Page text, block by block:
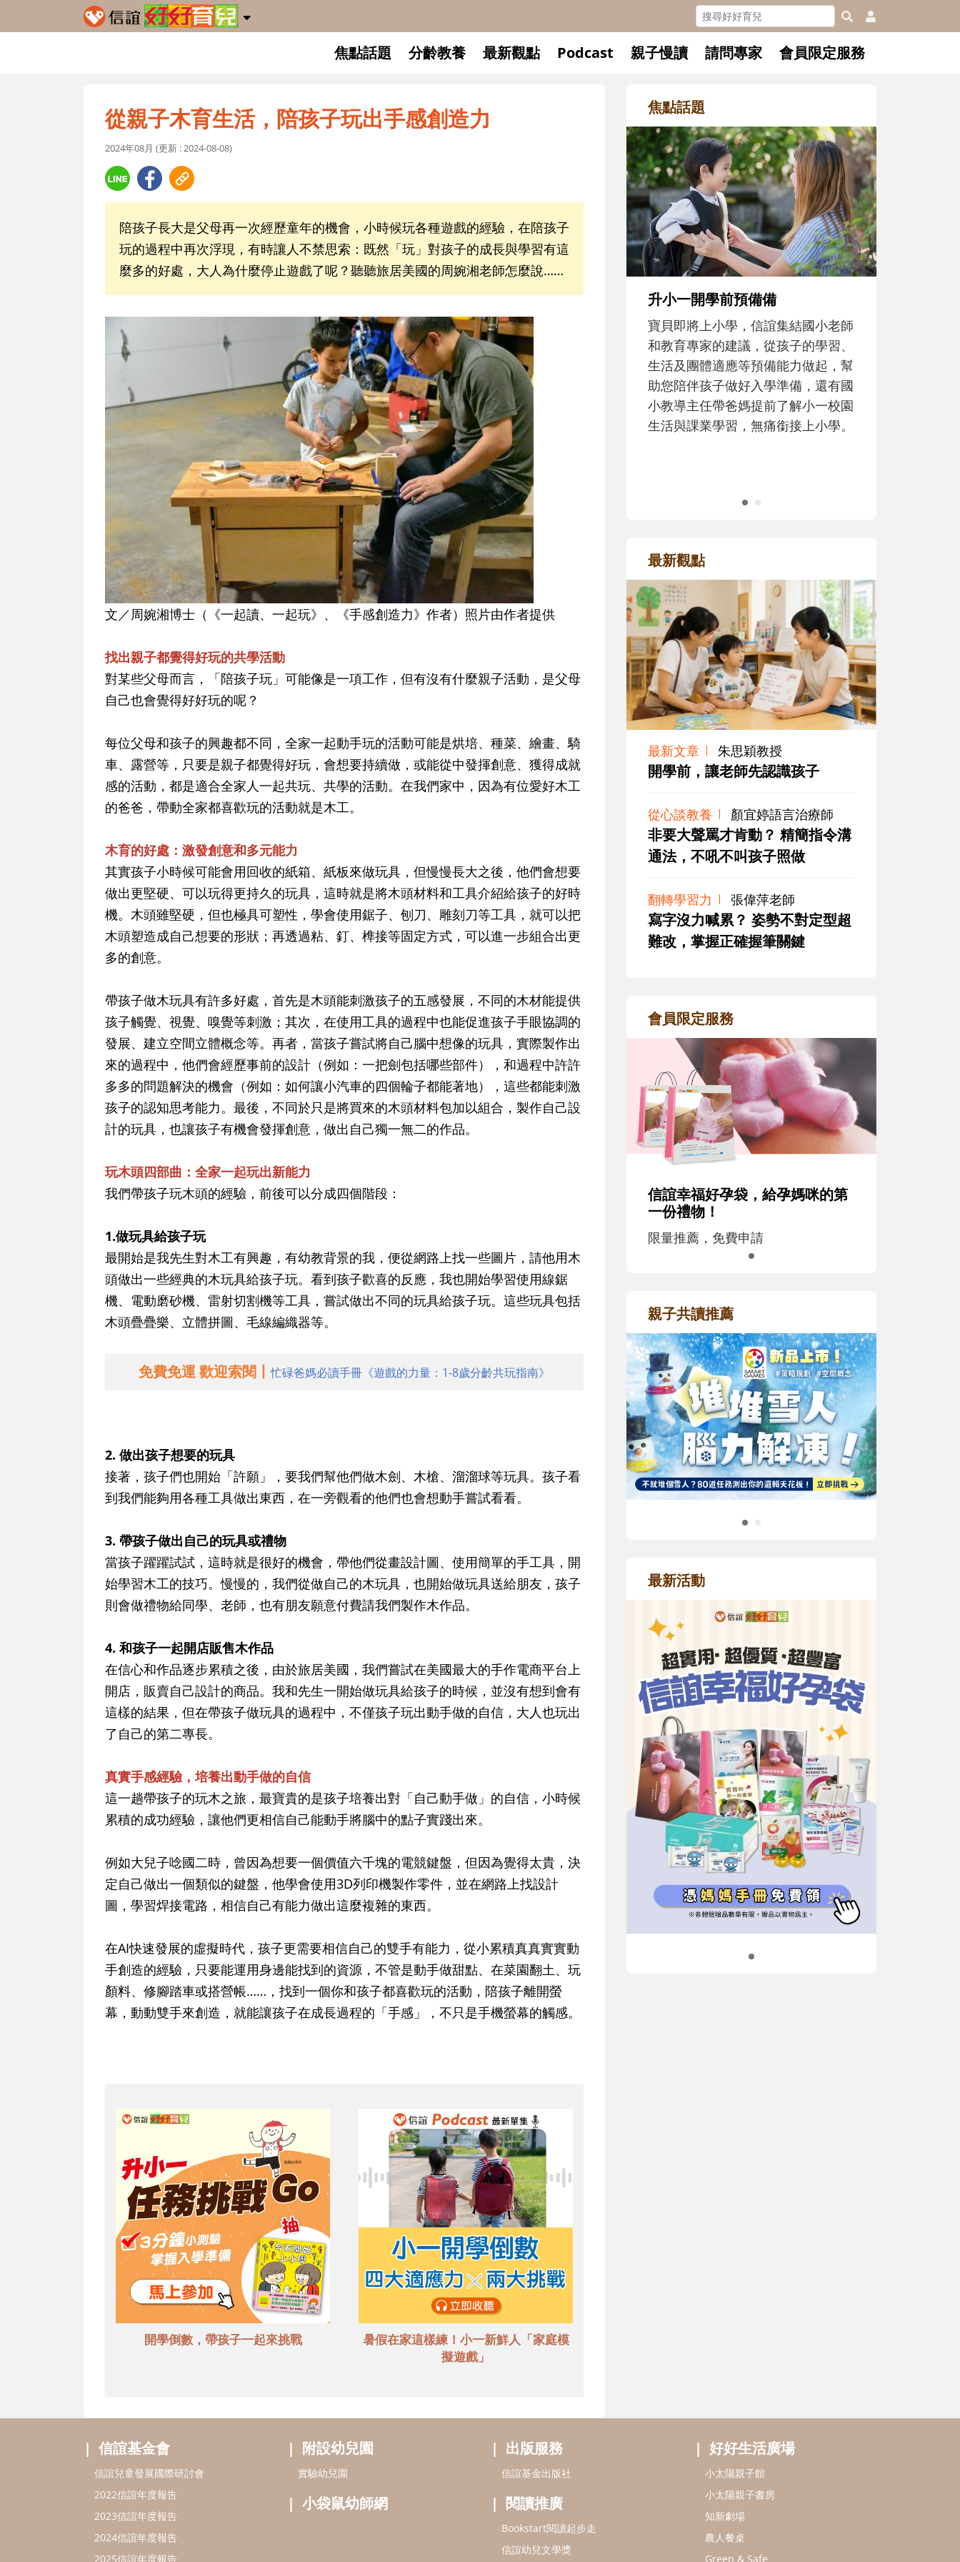
焦點話題 分齡教養 最新觀點 Podcast 親子慢讀 請問專家 會員限定服務
從親子木育生活，陪孩子玩出手感創造力
2024年08月 (更新 : 2024-08-08)
陪孩子長大是父母再一次經歷童年的機會，小時候玩各種遊戲的經驗，在陪孩子
玩的過程中再次浮現，有時讓人不禁思索：既然「玩」對孩子的成長與學習有這
麼多的好處，大人為什麼停止遊戲了呢？聽聽旅居美國的周婉湘老師怎麼說……
文／周婉湘博士（《一起讀、一起玩》、《手感創造力》作者）照片由作者提供
找出親子都覺得好玩的共學活動
對某些父母而言，「陪孩子玩」可能像是一項工作，但有沒有什麼親子活動，是父母
自己也會覺得好好玩的呢？
每位父母和孩子的興趣都不同，全家一起動手玩的活動可能是烘培、種菜、繪畫、騎
車、露營等，只要是親子都覺得好玩，會想要持續做，或能從中發揮創意、獲得成就
感的活動，都是適合全家人一起共玩、共學的活動。在我們家中，因為有位愛好木工
的爸爸，帶動全家都喜歡玩的活動就是木工。
木育的好處：激發創意和多元能力
其實孩子小時候可能會用回收的紙箱、紙板來做玩具，但慢慢長大之後，他們會想要
做出更堅硬、可以玩得更持久的玩具，這時就是將木頭材料和工具介紹給孩子的好時
機。木頭雖堅硬，但也極具可塑性，學會使用鋸子、刨刀、雕刻刀等工具，就可以把
木頭塑造成自己想要的形狀；再透過粘、釘、榫接等固定方式，可以進一步組合出更
多的創意。
帶孩子做木玩具有許多好處，首先是木頭能刺激孩子的五感發展，不同的木材能提供
孩子觸覺、視覺、嗅覺等刺激；其次，在使用工具的過程中也能促進孩子手眼協調的
發展、建立空間立體概念等。再者，當孩子嘗試將自己腦中想像的玩具，實際製作出
來的過程中，他們會經歷事前的設計（例如：一把劍包括哪些部件），和過程中許許
多多的問題解決的機會（例如：如何讓小汽車的四個輪子都能著地），這些都能刺激
孩子的認知思考能力。最後，不同於只是將買來的木頭材料包加以組合，製作自己設
計的玩具，也讓孩子有機會發揮創意，做出自己獨一無二的作品。
玩木頭四部曲：全家一起玩出新能力
我們帶孩子玩木頭的經驗，前後可以分成四個階段：
1.做玩具給孩子玩
最開始是我先生對木工有興趣，有幼教背景的我，便從網路上找一些圖片，請他用木
頭做出一些經典的木玩具給孩子玩。看到孩子歡喜的反應，我也開始學習使用線鋸
機、電動磨砂機、雷射切割機等工具，嘗試做出不同的玩具給孩子玩。這些玩具包括
木頭疊疊樂、立體拼圖、毛線編織器等。
免費免運 歡迎索閱丨忙碌爸媽必讀手冊《遊戲的力量：1-8歲分齡共玩指南》
2. 做出孩子想要的玩具
接著，孩子們也開始「許願」，要我們幫他們做木劍、木槍、溜溜球等玩具。孩子看
到我們能夠用各種工具做出東西，在一旁觀看的他們也會想動手嘗試看看。
3. 帶孩子做出自己的玩具或禮物
當孩子躍躍試試，這時就是很好的機會，帶他們從畫設計圖、使用簡單的手工具，開
始學習木工的技巧。慢慢的，我們從做自己的木玩具，也開始做玩具送給朋友，孩子
則會做禮物給同學、老師，也有朋友願意付費請我們製作木作品。
4. 和孩子一起開店販售木作品
在信心和作品逐步累積之後，由於旅居美國，我們嘗試在美國最大的手作電商平台上
開店，販賣自己設計的商品。我和先生一開始做玩具給孩子的時候，並沒有想到會有
這樣的結果，但在帶孩子做玩具的過程中，不僅孩子玩出動手做的自信，大人也玩出
了自己的第二專長。
真實手感經驗，培養出動手做的自信
這一趟帶孩子的玩木之旅，最寶貴的是孩子培養出對「自己動手做」的自信，小時候
累積的成功經驗，讓他們更相信自己能動手將腦中的點子實踐出來。
例如大兒子唸國二時，曾因為想要一個價值六千塊的電競鍵盤，但因為覺得太貴，決
定自己做出一個類似的鍵盤，他學會使用3D列印機製作零件，並在網路上找設計
圖，學習焊接電路，相信自己有能力做出這麼複雜的東西。
在AI快速發展的虛擬時代，孩子更需要相信自己的雙手有能力，從小累積真真實實動
手創造的經驗，只要能運用身邊能找到的資源，不管是動手做甜點、在菜園翻土、玩
顏料、修腳踏車或搭營帳……，找到一個你和孩子都喜歡玩的活動，陪孩子離開螢
幕，動動雙手來創造，就能讓孩子在成長過程的「手感」，不只是手機螢幕的觸感。
開學倒數，帶孩子一起來挑戰
暑假在家這樣練！小一新鮮人「家庭模
擬遊戲」
焦點話題
和孩子一起長大的那個男人│讀
懂父親的不同模樣
沒有人天生就擅長當爸爸！男人總是
在一次次「前所未有」的體驗中，跟
著孩子一起長大。從給予安全感的肢
體遊戲，到獨立自主、角色認同及解
決問題的能力養成。爸爸正嘗試用不
同的模樣，參與孩子每個重要的成長
歷程。
最新觀點
最新文章 朱思穎教授
開學前，讓老師先認識孩子
從心談教養 顏宜婷語言治療師
非要大聲罵才肯動？ 精簡指令溝
通法，不吼不叫孩子照做
翻轉學習力 張偉萍老師
寫字沒力喊累？ 姿勢不對定型超
難改，掌握正確握筆關鍵
會員限定服務
信誼幸福好孕袋，給孕媽咪的第
一份禮物！
限量推薦，免費申請
親子共讀推薦
最新活動
信誼基金會
信誼兒童發展國際研討會
2022信誼年度報告
2023信誼年度報告
2024信誼年度報告
2025信誼年度報告
附設幼兒園
實驗幼兒園
小袋鼠幼師網
出版服務
信誼基金出版社
閱讀推廣
Bookstart閱讀起步走
信誼幼兒文學獎
好好生活廣場
小太陽親子館
小太陽親子書房
知新劇場
農人餐桌
Green & Safe